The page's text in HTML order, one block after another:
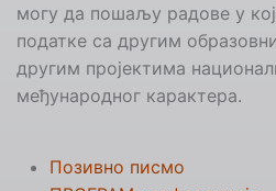
могу да пошаљу радове у
податке са другим
другим пројектима
међународног карактера.
Позивно писмо